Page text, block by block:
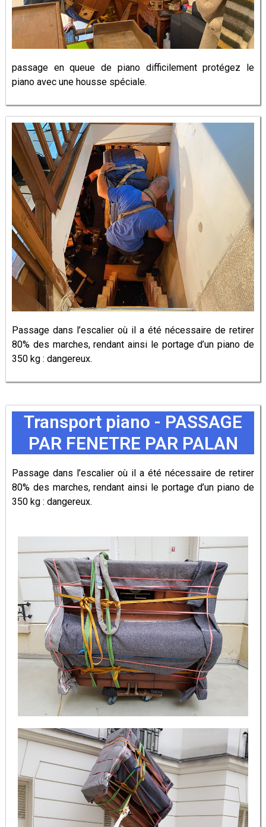
passage en queue de piano difficilement protégez le
piano avec une housse spéciale.
Passage dans l’escalier où il a été nécessaire de retirer
80% des marches, rendant ainsi le portage d’un piano de
350 kg : dangereux.
Transport piano - PASSAGE
PAR FENETRE PAR PALAN
Passage dans l’escalier où il a été nécessaire de retirer
80% des marches, rendant ainsi le portage d’un piano de
350 kg : dangereux.